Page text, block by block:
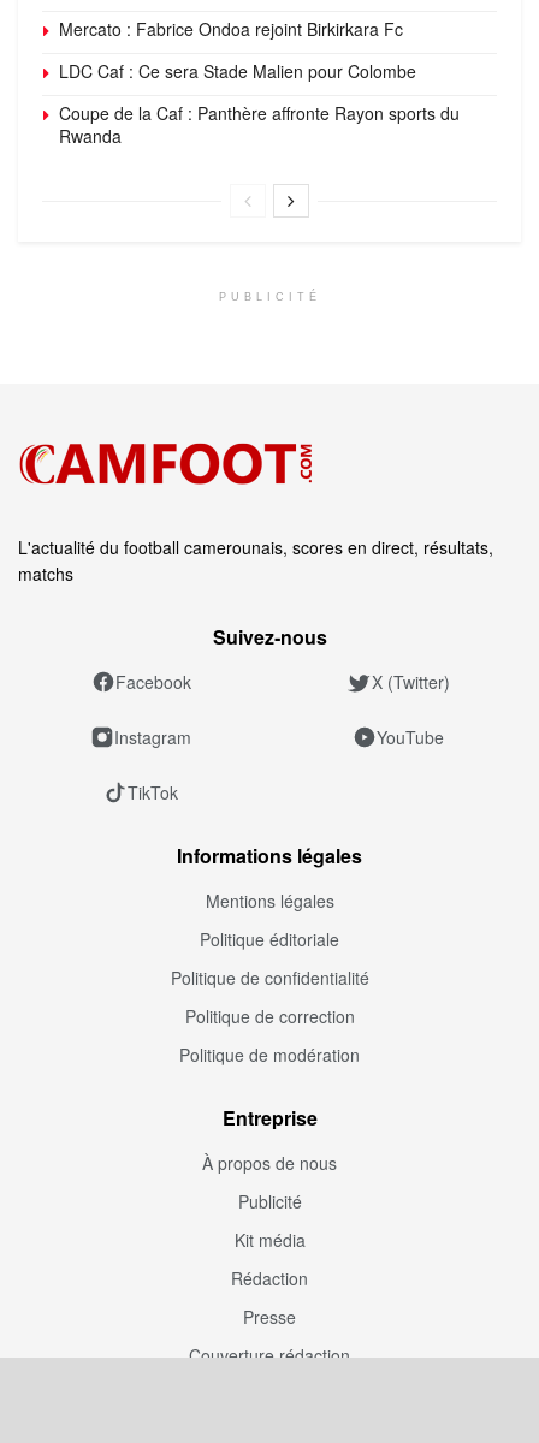
Mercato : Fabrice Ondoa rejoint Birkirkara Fc
LDC Caf : Ce sera Stade Malien pour Colombe
Coupe de la Caf : Panthère affronte Rayon sports du
Rwanda
PUBLICITÉ
L'actualité du football camerounais, scores en direct, résultats,
matchs
Suivez‑nous
Facebook X (Twitter)
Instagram YouTube
TikTok
Informations légales
Mentions légales
Politique éditoriale
Politique de confidentialité
Politique de correction
Politique de modération
Entreprise
À propos de nous
Publicité
Kit média
Rédaction
Presse
Couverture rédaction